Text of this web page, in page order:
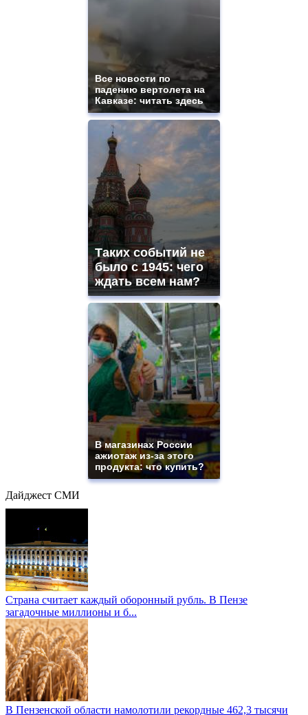
Все новости по
падению вертолета на
Кавказе: читать здесь
Таких событий не
было с 1945: чего
ждать всем нам?
В магазинах России
ажиотаж из-за этого
продукта: что купить?
Дайджест СМИ
Страна считает каждый оборонный рубль. В Пензе
загадочные миллионы и б...
В Пензенской области намолотили рекордные 462,3 тысячи